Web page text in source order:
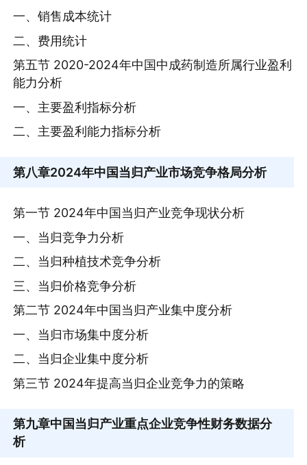
一、销售成本统计
二、费用统计
第五节 2020-2024年中国中成药制造所属行业盈利
能力分析
一、主要盈利指标分析
二、主要盈利能力指标分析
第八章2024年中国当归产业市场竞争格局分析
第一节 2024年中国当归产业竞争现状分析
一、当归竞争力分析
二、当归种植技术竞争分析
三、当归价格竞争分析
第二节 2024年中国当归产业集中度分析
一、当归市场集中度分析
二、当归企业集中度分析
第三节 2024年提高当归企业竞争力的策略
第九章中国当归产业重点企业竞争性财务数据分
析